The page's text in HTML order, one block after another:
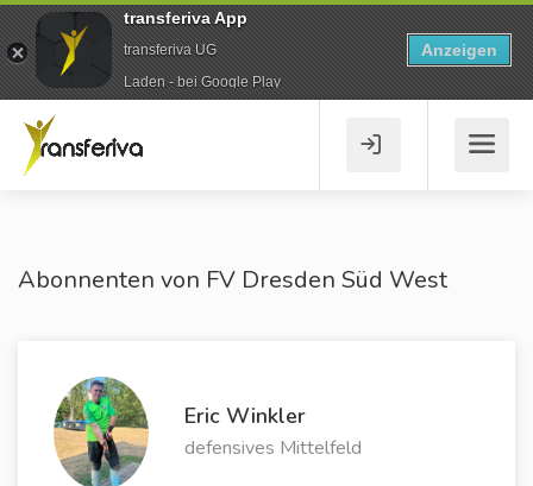
Abonnenten von FV Dresden Süd West
Eric Winkler
defensives Mittelfeld
transferiva App
transferiva UG
Laden - bei Google Play
Anzeigen